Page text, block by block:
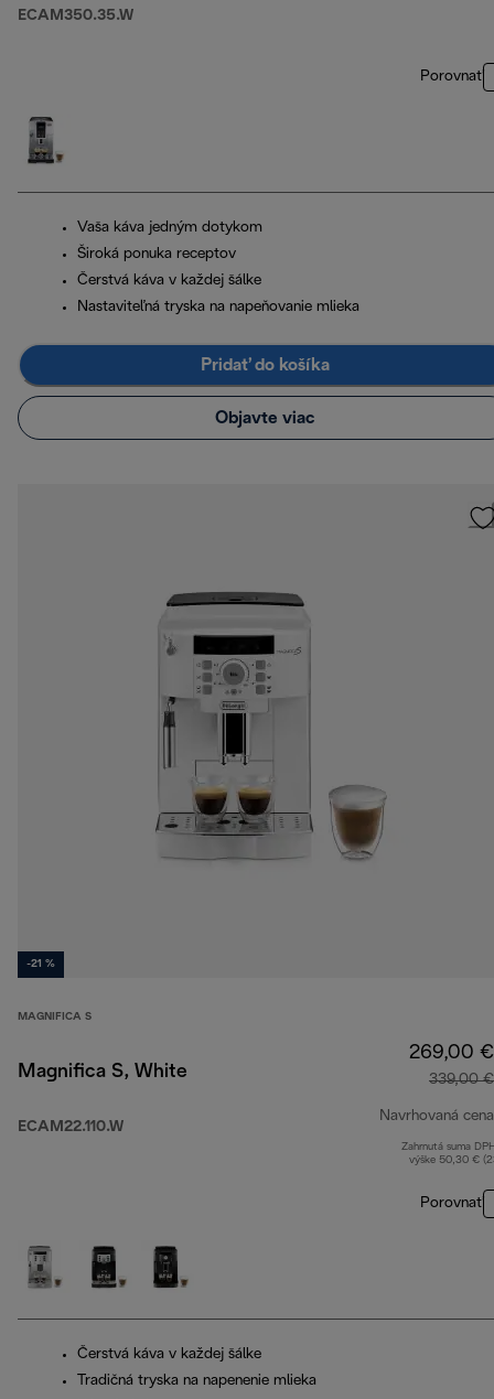
ECAM350.35.W
Porovnať
Vaša káva jedným dotykom
Široká ponuka receptov
Čerstvá káva v každej šálke
Nastaviteľná tryska na napeňovanie mlieka
Pridať do košíka
Objavte viac
-21 %
MAGNIFICA S
Magnifica S, White
ECAM22.110.W
269,00 €
339,00 €
Navrhovaná cena
Zahrnutá suma
výške 50,30 €
Porovnať
Čerstvá káva v každej šálke
Tradičná tryska na napenenie mlieka